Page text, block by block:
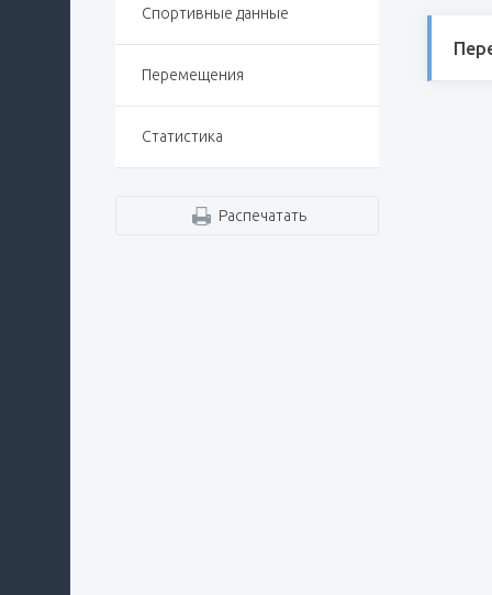
Спортивные данные
Перемещения
Статистика
Распечатать